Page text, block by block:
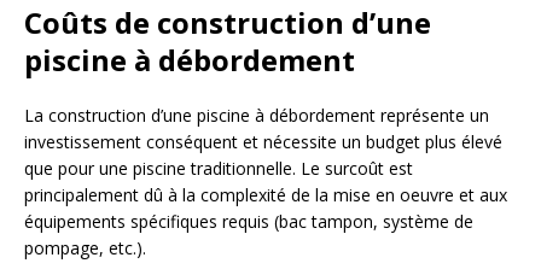
Coûts de construction d’une
piscine à débordement
La construction d’une piscine à débordement représente un
investissement conséquent et nécessite un budget plus élevé
que pour une piscine traditionnelle. Le surcoût est
principalement dû à la complexité de la mise en oeuvre et aux
équipements spécifiques requis (bac tampon, système de
pompage, etc.).